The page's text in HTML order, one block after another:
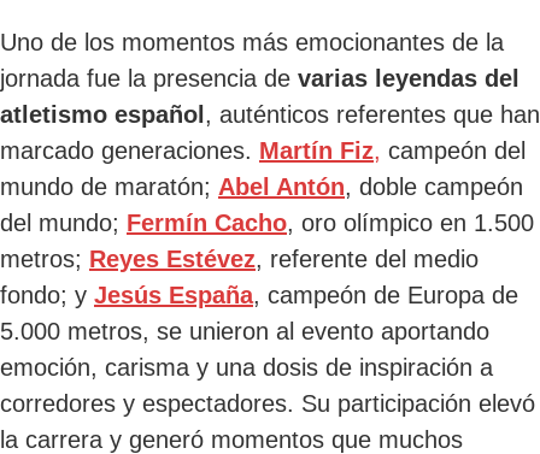
Uno de los momentos más emocionantes de la
jornada fue la presencia de varias leyendas del
atletismo español , auténticos referentes que han
marcado generaciones. Martín Fiz, campeón del
mundo de maratón; Abel Antón, doble campeón
del mundo; Fermín Cacho, oro olímpico en 1.500
metros; Reyes Estévez, referente del medio
fondo; y Jesús España, campeón de Europa de
5.000 metros, se unieron al evento aportando
emoción, carisma y una dosis de inspiración a
corredores y espectadores. Su participación elevó
la carrera y generó momentos que muchos